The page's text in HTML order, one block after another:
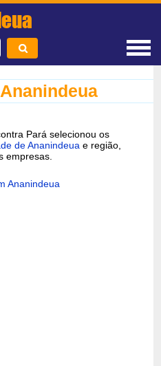
Pará selecionou os
de Ananindeua e região,
empresas.
Ananindeua